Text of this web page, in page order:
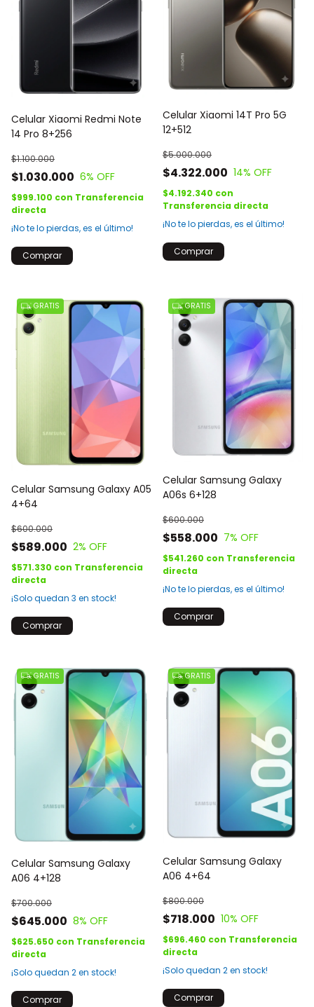
Celular Xiaomi Redmi Note
14 Pro 8+256
$1.030.000
$1.100.000
6% OFF
$999.100 con Transferencia
directa
¡No te lo pierdas, es el último!
Comprar
Celular Xiaomi 14T Pro 5G
12+512
$4.322.000
$5.000.000
14% OFF
$4.192.340 con
Transferencia directa
¡No te lo pierdas, es el último!
Comprar
GRATIS
Celular Samsung Galaxy A05
4+64
$589.000
$600.000
2% OFF
$571.330 con Transferencia
directa
¡Solo quedan 3 en stock!
Comprar
GRATIS
Celular Samsung Galaxy
A06s 6+128
$558.000
$600.000
7% OFF
$541.260 con Transferencia
directa
¡No te lo pierdas, es el último!
Comprar
GRATIS
Celular Samsung Galaxy
A06 4+128
$645.000
$700.000
8% OFF
$625.650 con Transferencia
directa
¡Solo quedan 2en stock!
Comprar
GRATIS
Celular Samsung Galaxy
A06 4+64
$718.000
$800.000
10% OFF
$696.460 con Transferencia
directa
¡Solo quedan 2en stock!
Comprar